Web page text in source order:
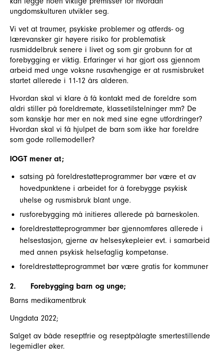
ungdomskulturen utvikler seg.
Vi vet at traumer, psykiske problemer og atferds- og
lærevansker gir høyere risiko for problematisk
rusmiddelbruk senere i livet og som gir grobunn for at
forebygging er viktig. Erfaringer vi har gjort oss gjennom
arbeid med unge voksne rusavhengige er at rusmisbruket
startet allerede i 11-12 års alderen.
Hvordan skal vi klare å få kontakt med de foreldre som
aldri stiller på foreldremøte, klassetilstelninger mm? De
som kanskje har mer en nok med sine egne utfordringer?
Hvordan skal vi få hjulpet de barn som ikke har foreldre
som gode rollemodeller?
IOGT mener at;
satsing på foreldrestøtteprogrammer bør være et av
hovedpunktene i arbeidet for å forebygge psykisk
uhelse og rusmisbruk blant unge.
rusforebygging må initieres allerede på barneskolen.
foreldrestøtteprogrammer bør gjennomføres allerede i
helsestasjon, gjerne av helsesykepleier evt. i samarbeid
med annen psykisk helsefaglig kompetanse.
foreldrestøtteprogrammet bør være gratis for kommuner
2. Forebygging barn og unge;
Barns medikamentbruk
Ungdata 2022;
Salget av både reseptfrie og reseptpålagte smertestillende
legemidler øker.